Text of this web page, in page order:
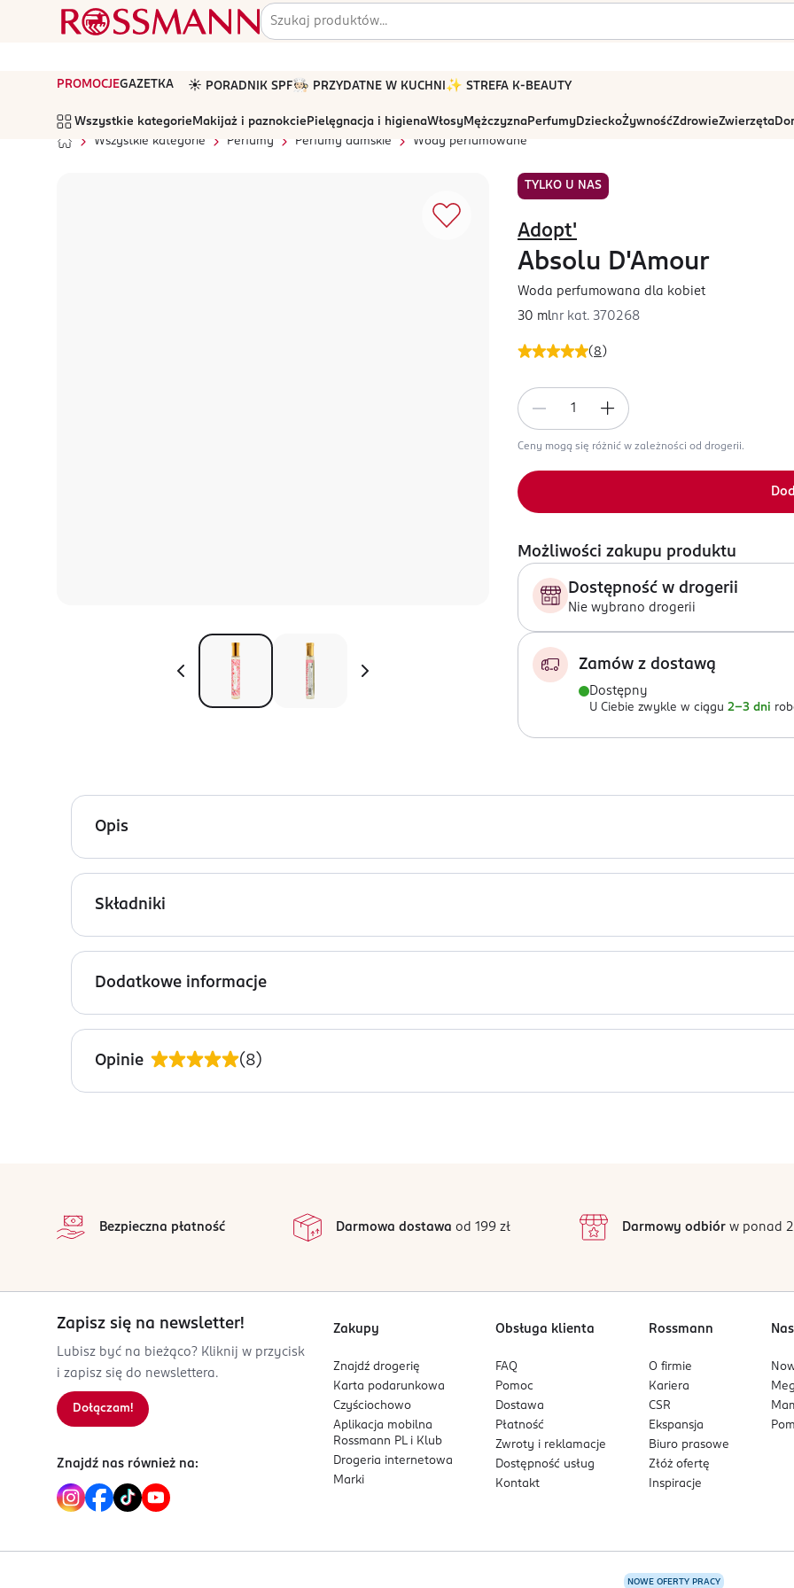
PROMOCJEGAZETKA ☀️ PORADNIK SPF🧑🏻‍🍳 PRZYDATNE W KUCHNI ✨ STREFA K-BEAUTY
Wszystkie kategorie Makijaż i paznokcie Pielęgnacja i higienaWłosyMężczyznaPerfumyDzieckoŻywnośćZdrowieZwierzęta
Wszystkie kategorie
Perfumy Perfumy damskie Wody perfumowane
TYLKO U NAS
( 8 )
Adopt'
Absolu D'Amour
Woda perfumowana dla kobiet
30 mlnr kat. 370268
Ceny mogą się różnić w zależności od drogerii.
Możliwości zakupu produktu
Dostępność w drogerii
Nie wybrano drogerii
Zamów z dostawą
Dostępny
U Ciebie zwykle w ciągu 2-3 dni
Opis
Adopt' Absolu D'Amour woda perfumowana dla kobiet. Zapach pełen optymizmu i życiowej energii.Idealny dla
sublimuje delikatność owoców skojarzonych z delikatnością kwiatowego bukietu.
Składniki
Ingredients: : ALCOHOL DENAT., MICA, LIMONENE, LINALOOL, CITRONELLOL, GERANIOL, BENZYL BENZOATE, CITRAL,
ANISE ALCOHOL.
Dodatkowe informacje
PRZYGOTOWANIE I STOSOWANIE
Spryskaj newralgiczne miejsca ciała: szyję, dekolt oraz przeguby dłoni. Używaj tak często, jak potrzebujesz.
PARIS
FR-Francja
Kod EAN
3 701429 821890
Opinie (8)
2
1
Bezpieczna płatność Darmowa dostawa od 199 zł Darmowy odbiórw ponad
Zapisz się na newsletter!
Lubisz być na bieżąco? Kliknij w przycisk
i zapisz się do newslettera.
Dołączam!
Znajdź nas również na:
Zakupy
Znajdź drogerię
Karta podarunkowa
Czyściochowo
Aplikacja mobilna
Rossmann PL i Klub
Drogeria internetowa
Marki
Obsługa klienta
FAQ
Pomoc
Dostawa
Płatność
Zwroty i reklamacje
Dostępność usług
Kontakt
Rossmann
O firmie
Kariera
CSR
Ekspansja
Biuro prasowe
Złóż ofertę
Inspiracje
NOWE OFERTY PRACY